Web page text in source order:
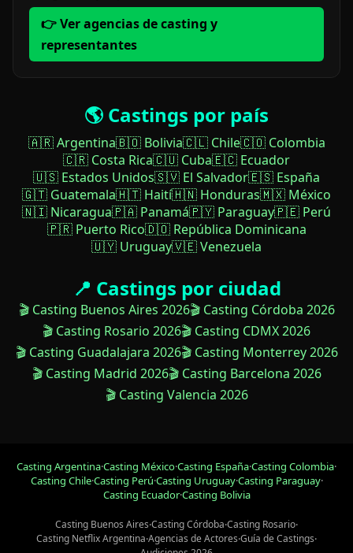
👉 Ver agencias de casting y
representantes
🌎 Castings por país
🇦🇷 Argentina🇧🇴 Bolivia🇨🇱 Chile🇨🇴 Colombia
🇨🇷 Costa Rica🇨🇺 Cuba🇪🇨 Ecuador
🇺🇸 Estados Unidos🇸🇻 El Salvador🇪🇸 España
🇬🇹 Guatemala🇭🇹 Haití🇭🇳 Honduras🇲🇽 México
🇳🇮 Nicaragua🇵🇦 Panamá🇵🇾 Paraguay🇵🇪 Perú
🇵🇷 Puerto Rico🇩🇴 República Dominicana
🇺🇾 Uruguay🇻🇪 Venezuela
📍 Castings por ciudad
🎬 Casting Buenos Aires 2026🎬 Casting Córdoba 2026
🎬 Casting Rosario 2026🎬 Casting CDMX 2026
🎬 Casting Guadalajara 2026🎬 Casting Monterrey 2026
🎬 Casting Madrid 2026🎬 Casting Barcelona 2026
🎬 Casting Valencia 2026
Casting Argentina·Casting México·Casting España·Casting Colombia·
Casting Chile·Casting Perú·Casting Uruguay·Casting Paraguay·
Casting Ecuador·Casting Bolivia
Casting Buenos Aires·Casting Córdoba·Casting Rosario·
Casting Netflix Argentina·Agencias de Actores·Guía de Castings·